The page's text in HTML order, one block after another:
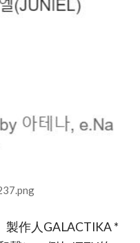
作人GALACTIKA *